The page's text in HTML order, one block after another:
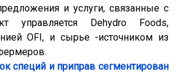
и услуги, связанные с
управляется Dehydro Foods,
OFI, и сырье -источником из
специй и приправ сегментирован